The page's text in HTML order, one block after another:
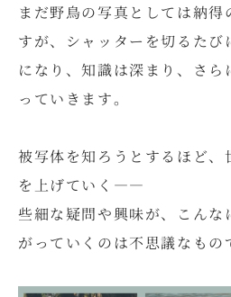
まだ野鳥の写真としては納
すが、シャッターを切るたび
になり、知識は深まり、さ
っていきます。
被写体を知ろうとするほど、
を上げていく――
些細な疑問や興味が、こんな
がっていくのは不思議なもの